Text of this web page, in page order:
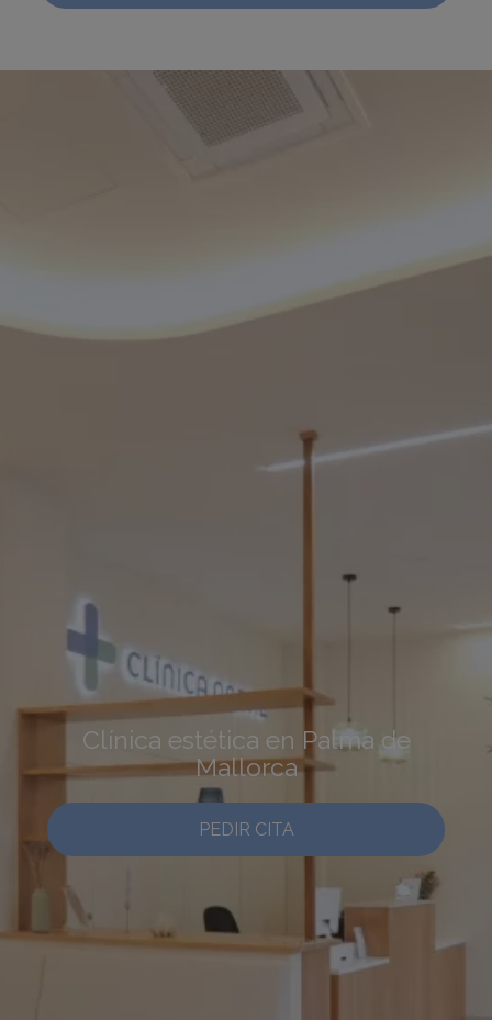
Clínica estética en Palma de
Mallorca
PEDIR CITA